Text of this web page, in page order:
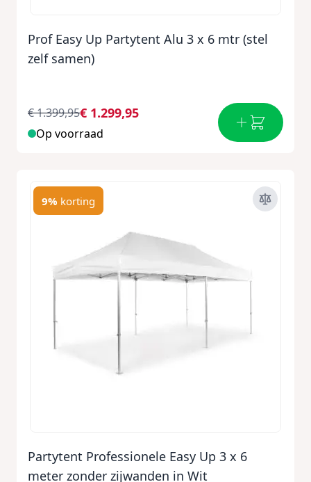
Prof Easy Up Partytent Alu 3 x 6 mtr (stel
zelf samen)
€ 1.299,95
€ 1.399,95
Op voorraad
9% korting
Partytent Professionele Easy Up 3 x 6
meter zonder zijwanden in Wit